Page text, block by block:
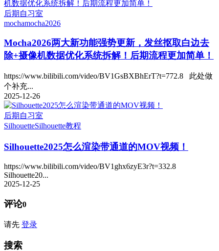
后期自习室
mochamocha2026
Mocha2026两大新功能强势更新，发丝抠取白边去
除+摄像机数据优化系统拆解！后期流程更加简单！
https://www.bilibili.com/video/BV1GsBXBhErT?t=772.8 此处做
个补充...
2025-12-26
后期自习室
SilhouetteSilhouette教程
Silhouette2025怎么渲染带通道的MOV视频！
https://www.bilibili.com/video/BV1ghx6zyE3r?t=332.8
Silhouette20...
2025-12-25
评论0
请先 登录
搜索